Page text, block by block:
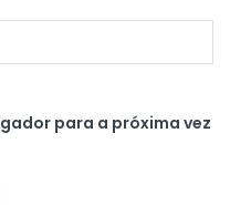
para a próxima vez